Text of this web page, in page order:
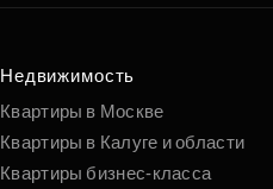
Недвижимость
Квартиры в Москве
Квартиры в Калуге и области
Квартиры бизнес-класса